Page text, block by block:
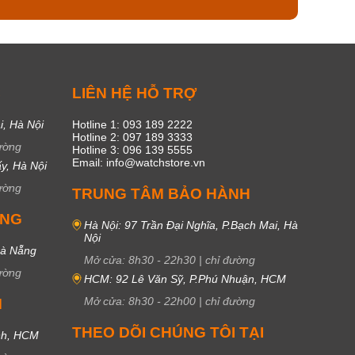
Hà Nội
Hà Nội
Nẵng
HCM
LIÊN HỆ HỖ TRỢ
Hotline 1: 093 189 2222
Hotline 2: 097 189 3333
Hotline 3: 096 139 5555
Email: info@watchstore.vn
TRUNG TÂM BẢO HÀNH
Hà Nội: 97 Trần Đại Nghĩa, P.Bạch Mai, Hà
Nội
Mở cửa: 8h30 - 22h30 | chỉ đường
HCM: 92 Lê Văn Sỹ, P.Phú Nhuận, HCM
Mở cửa: 8h30 - 22h00 | chỉ đường
THEO DÕI CHÚNG TÔI TẠI